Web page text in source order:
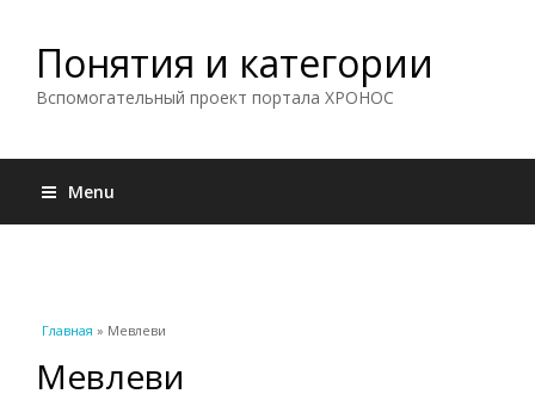
Понятия и категории
Вспомогательный проект портала ХРОНОС
Menu
Вы здесь
Главная » Мевлеви
Мевлеви